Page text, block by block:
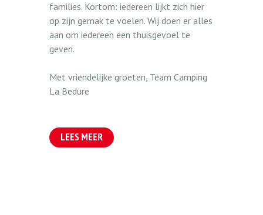
families. Kortom: iedereen lijkt zich hier
op zijn gemak te voelen. Wij doen er alles
aan om iedereen een thuisgevoel te
geven.
Met vriendelijke groeten, Team Camping
La Bedure
LEES MEER